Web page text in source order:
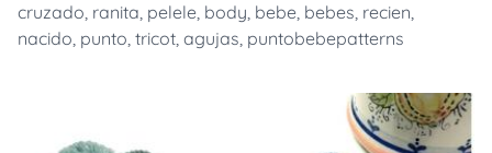
cruzado, ranita, pelele, body, bebe, bebes, recien,
nacido, punto, tricot, agujas, puntobebepatterns